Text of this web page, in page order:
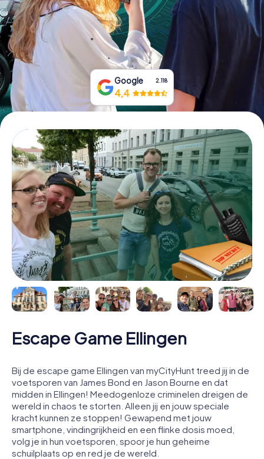
Boek tickets
Koop cadeaubonnen
Google 2.118
4,4
Escape Game Ellingen
Bij de escape game Ellingen van myCityHunt treed jij in de
voetsporen van James Bond en Jason Bourne en dat
midden in Ellingen! Meedogenloze criminelen dreigen de
wereld in chaos te storten. Alleen jij en jouw speciale
kracht kunnen ze stoppen! Gewapend met jouw
smartphone, vindingrijkheid en een flinke dosis moed,
volg je in hun voetsporen, spoor je hun geheime
schuilplaats op en red je de wereld.